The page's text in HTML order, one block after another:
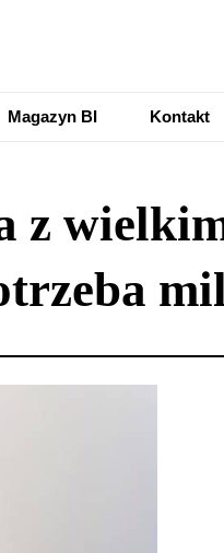
Magazyn BI Kontakt
z